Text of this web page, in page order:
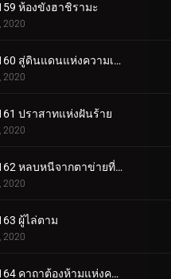
ห้องขังฮาชิรามะ
2020
ตอนที่ 160 สู่ดินแดนแห่งความเงียบงัน
2020
ปราสาทแห่งฝันร้าย
2020
ตอนที่ 162 หลบหนีจากตาข่ายที่กระชับ
2020
ผู้ไล่ตาม
2020
ตอนที่ 164 คาถาต้องห้ามแห่งความตาย